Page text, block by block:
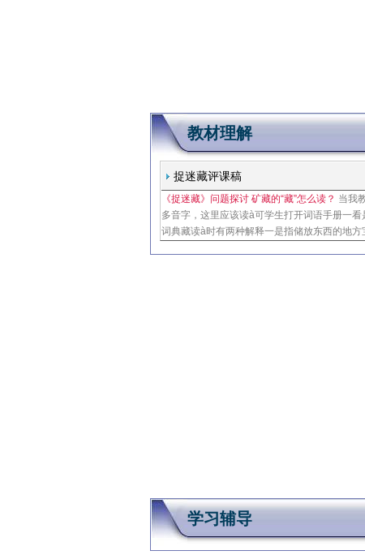
教材理解
捉迷藏评课稿
《捉迷藏》问题探讨 矿藏的“藏”怎么读？ 当我
多音字，这里应该读à可学生打开词语手册一
词典藏读à时有两种解释一是指储放东西的地
学习辅导